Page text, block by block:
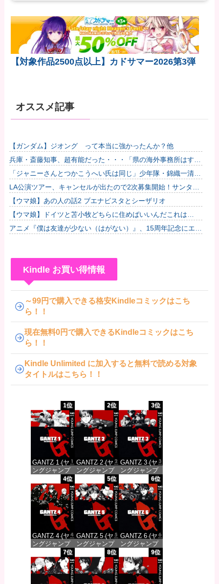
【対象作品2500点以上】カドサマー2026第3弾
オススメ記事
【ガンダム】ジオング って本当に強かったんか？他
兵庫・斎藤知事、超有能だった・・・「県の海外事務所はすべ
て閉鎖で。直営する意味ないし皆さんから理解得られないでし
ょ」他
「ジャニーさんとつかこうへい氏は同じ」少年隊・錦織一清が
明かすレジェンドの共通点と我流の演出論
LA公演ツアー、キャンセルが出たので2次募集開始！サンタア
ニタパークへ行くオプショナルツアーも決定！
【ウマ娘】あの人の話2 ブエナビスタとシーザリオ
【ウマ娘】ドイツと苫小牧どちらに住めばいいんだこれは…
アニメ『僕は友達が少ない（はがない）』、15周年記念にエ●
Kindle お買い得情報
～99円で購入できる格安Kindleコミックはこち
ら！！
現在無料0円で購入できるKindleコミックはこち
ら！！
Kindle Unlimited に加入すると無料で読める対象
タイトルはこちら！！
1位
GANTZ 1 (ヤ
ングジャンプ
コミックス
DIGITAL)
価格：¥100
2位
GANTZ 2 (ヤ
ングジャンプ
コミックス
DIGITAL)
価格：¥100
3位
GANTZ 3 (ヤ
ングジャンプ
コミックス
DIGITAL)
価格：¥100
4位
GANTZ 4 (ヤ
ングジャンプ
コミックス
DIGITAL)
価格：¥100
5位
GANTZ 5 (ヤ
ングジャンプ
コミックス
DIGITAL)
価格：¥100
6位
GANTZ 6 (ヤ
ングジャンプ
コミックス
DIGITAL)
価格：¥100
7位 8位 9位